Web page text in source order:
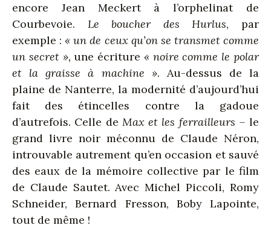
encore Jean Meckert à l’orphelinat de
Courbevoie. Le boucher des Hurlus, par
exemple :« un de ceux qu’on se transmet comme
un secret »,une écriture « noire comme le polar
et la graisse à machine ». Au-dessus de la
plaine de Nanterre, la modernité d’aujourd’hui
fait des étincelles contre la gadoue
d’autrefois. Celle de Max et les ferrailleurs – le
grand livre noir méconnu de Claude Néron,
introuvable autrement qu’en occasion et sauvé
des eaux de la mémoire collective par le film
de Claude Sautet. Avec Michel Piccoli, Romy
Schneider, Bernard Fresson, Boby Lapointe,
tout de même !